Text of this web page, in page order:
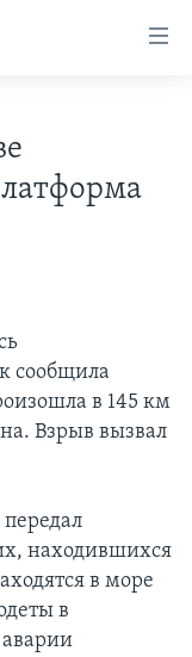
сообщила
в 145 км
Взрыв вызвал
находившихся
в море
в